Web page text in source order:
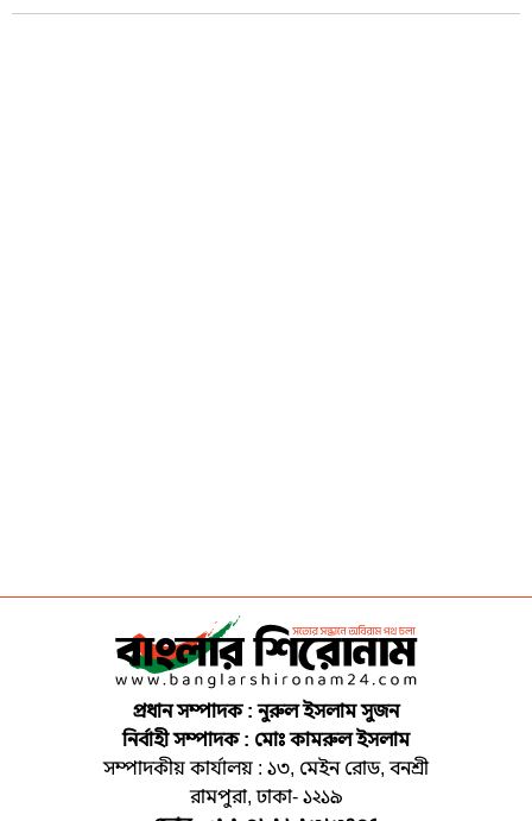
প্রধান সম্পাদক : নুরুল ইসলাম সুজন
নির্বাহী সম্পাদক : মোঃ কামরুল ইসলাম
সম্পাদকীয় কার্যালয় : ১৩, মেইন রোড, বনশ্রী
রামপুরা, ঢাকা- ১২১৯